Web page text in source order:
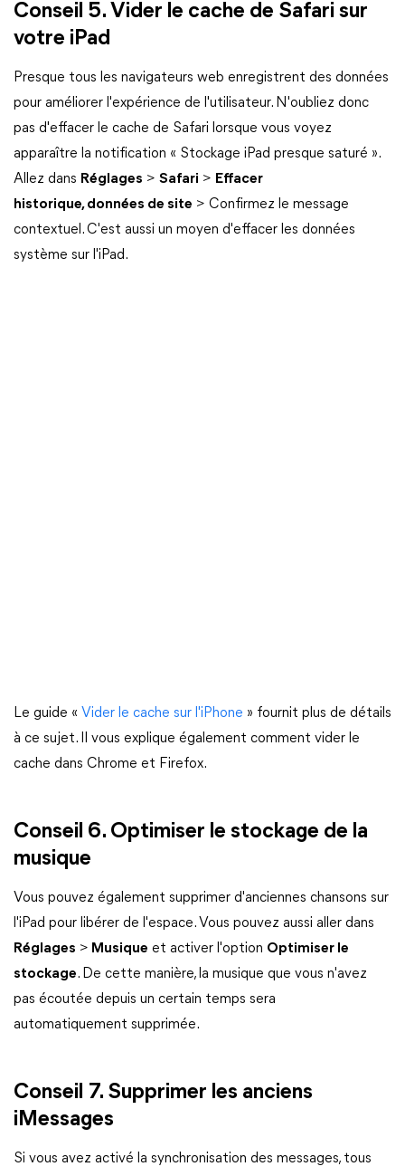
Conseil 5. Vider le cache de Safari sur
votre iPad
Presque tous les navigateurs web enregistrent des données
pour améliorer l'expérience de l'utilisateur. N'oubliez donc
pas d'effacer le cache de Safari lorsque vous voyez
apparaître la notification « Stockage iPad presque saturé ».
Allez dans Réglages > Safari > Effacer
historique, données de site > Confirmez le message
contextuel. C'est aussi un moyen d'effacer les données
système sur l'iPad.
Le guide « Vider le cache sur l'iPhone » fournit plus de détails
à ce sujet. Il vous explique également comment vider le
cache dans Chrome et Firefox.
Conseil 6. Optimiser le stockage de la
musique
Vous pouvez également supprimer d'anciennes chansons sur
l'iPad pour libérer de l'espace. Vous pouvez aussi aller dans
Réglages > Musique et activer l'option Optimiser le
stockage. De cette manière, la musique que vous n'avez
pas écoutée depuis un certain temps sera
automatiquement supprimée.
Conseil 7. Supprimer les anciens
iMessages
Si vous avez activé la synchronisation des messages, tous